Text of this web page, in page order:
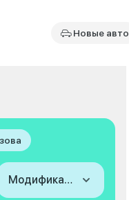
Новые авто
Модификация